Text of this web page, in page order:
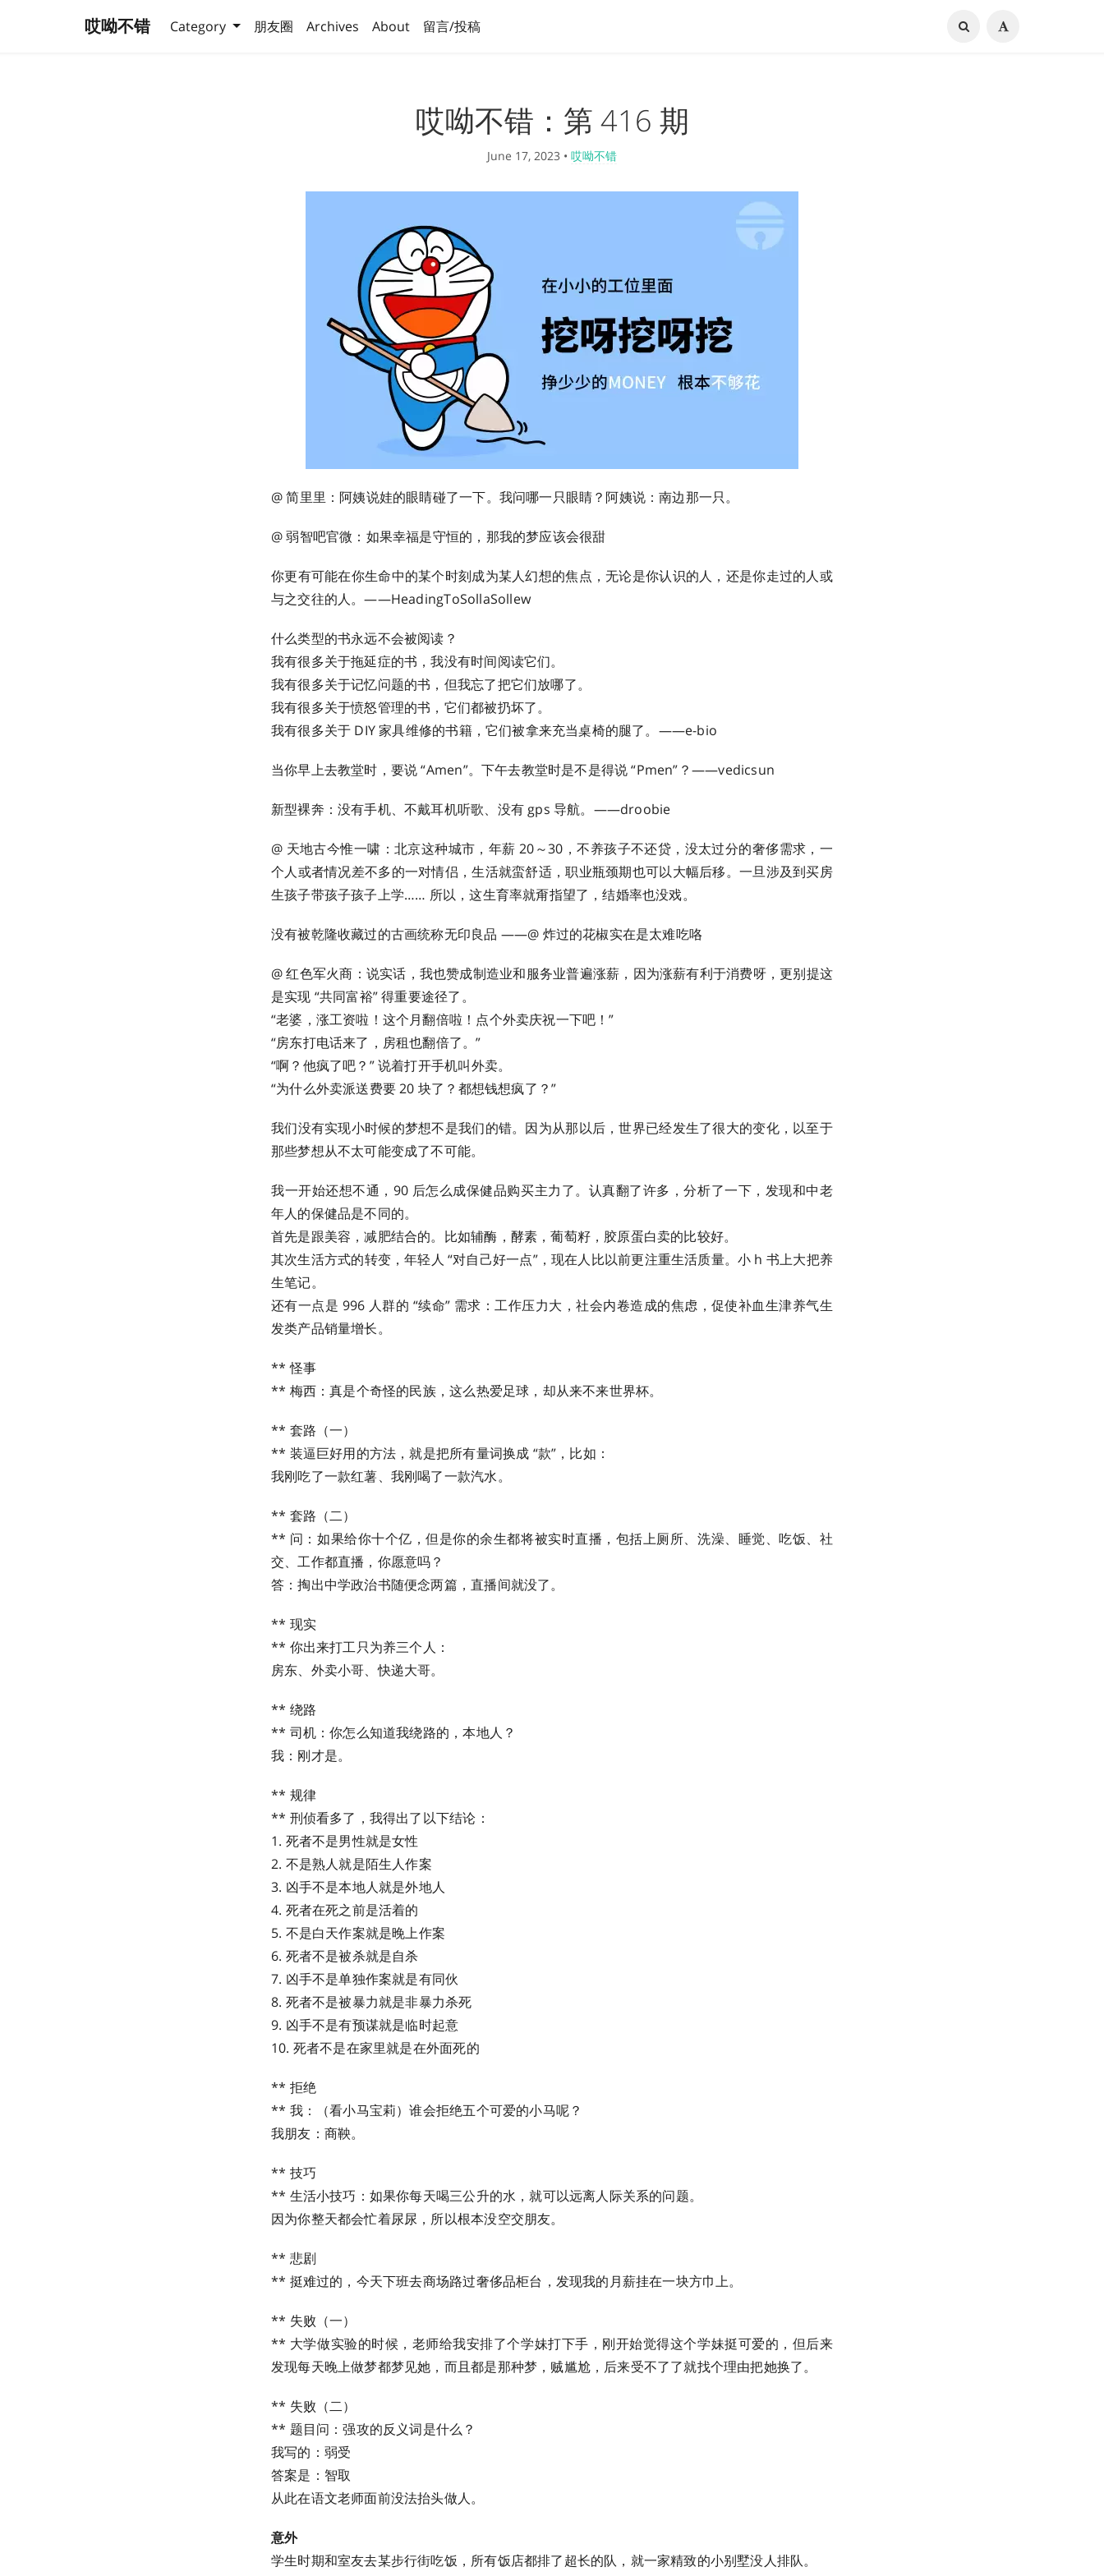
哎呦不错 Category 朋友圈 Archives About 留言/投稿
哎呦不错：第 416 期
June 17, 2023 • 哎呦不错
@ 简里里：阿姨说娃的眼睛碰了一下。我问哪一只眼睛？阿姨说：南边那一只。
@ 弱智吧官微：如果幸福是守恒的，那我的梦应该会很甜
你更有可能在你生命中的某个时刻成为某人幻想的焦点，无论是你认识的人，还是你走过的人或
与之交往的人。——HeadingToSollaSollew ​​​
什么类型的书永远不会被阅读？
我有很多关于拖延症的书，我没有时间阅读它们。
我有很多关于记忆问题的书，但我忘了把它们放哪了。
我有很多关于愤怒管理的书，它们都被扔坏了。
我有很多关于 DIY 家具维修的书籍，它们被拿来充当桌椅的腿了。——e-bio ​​​
当你早上去教堂时，要说 “Amen”。下午去教堂时是不是得说 “Pmen”？——vedicsun ​​​
新型裸奔：没有手机、不戴耳机听歌、没有 gps 导航。——droobie ​​​
@ 天地古今惟一啸：北京这种城市，年薪 20～30，不养孩子不还贷，没太过分的奢侈需求，一
个人或者情况差不多的一对情侣，生活就蛮舒适，职业瓶颈期也可以大幅后移。一旦涉及到买房
生孩子带孩子孩子上学…… 所以，这生育率就甭指望了，结婚率也没戏。
没有被乾隆收藏过的古画统称无印良品 ——@ 炸过的花椒实在是太难吃咯
@ 红色军火商：说实话，我也赞成制造业和服务业普遍涨薪，因为涨薪有利于消费呀，更别提这
是实现 “共同富裕” 得重要途径了。
“老婆，涨工资啦！这个月翻倍啦！点个外卖庆祝一下吧！”
“房东打电话来了，房租也翻倍了。”
“啊？他疯了吧？” 说着打开手机叫外卖。
“为什么外卖派送费要 20 块了？都想钱想疯了？” ​​​
我们没有实现小时候的梦想不是我们的错。因为从那以后，世界已经发生了很大的变化，以至于
那些梦想从不太可能变成了不可能。
我一开始还想不通，90 后怎么成保健品购买主力了。认真翻了许多，分析了一下，发现和中老
年人的保健品是不同的。
首先是跟美容，减肥结合的。比如辅酶，酵素，葡萄籽，胶原蛋白卖的比较好。
其次生活方式的转变，年轻人 “对自己好一点”，现在人比以前更注重生活质量。小 h 书上大把养
生笔记。
还有一点是 996 人群的 “续命” 需求：工作压力大，社会内卷造成的焦虑，促使补血生津养气生
发类产品销量增长。
** 怪事
** 梅西：真是个奇怪的民族，这么热爱足球，却从来不来世界杯。
** 套路（一）
** 装逼巨好用的方法，就是把所有量词换成 “款”，比如：
我刚吃了一款红薯、我刚喝了一款汽水。
** 套路（二）
** 问：如果给你十个亿，但是你的余生都将被实时直播，包括上厕所、洗澡、睡觉、吃饭、社
交、工作都直播，你愿意吗？
答：掏出中学政治书随便念两篇，直播间就没了。
** 现实
** 你出来打工只为养三个人：
房东、外卖小哥、快递大哥。
** 绕路
** 司机：你怎么知道我绕路的，本地人？
我：刚才是。
** 规律
** 刑侦看多了，我得出了以下结论：
1. 死者不是男性就是女性
2. 不是熟人就是陌生人作案
3. 凶手不是本地人就是外地人
4. 死者在死之前是活着的
5. 不是白天作案就是晚上作案
6. 死者不是被杀就是自杀
7. 凶手不是单独作案就是有同伙
8. 死者不是被暴力就是非暴力杀死
9. 凶手不是有预谋就是临时起意
10. 死者不是在家里就是在外面死的
** 拒绝
** 我：（看小马宝莉）谁会拒绝五个可爱的小马呢？
我朋友：商鞅。
** 技巧
** 生活小技巧：如果你每天喝三公升的水，就可以远离人际关系的问题。
因为你整天都会忙着尿尿，所以根本没空交朋友。
** 悲剧
** 挺难过的，今天下班去商场路过奢侈品柜台，发现我的月薪挂在一块方巾上。
** 失败（一）
** 大学做实验的时候，老师给我安排了个学妹打下手，刚开始觉得这个学妹挺可爱的，但后来
发现每天晚上做梦都梦见她，而且都是那种梦，贼尴尬，后来受不了了就找个理由把她换了。
** 失败（二）
** 题目问：强攻的反义词是什么？
我写的：弱受
答案是：智取
从此在语文老师面前没法抬头做人。
意外
学生时期和室友去某步行街吃饭，所有饭店都排了超长的队，就一家精致的小别墅没人排队。